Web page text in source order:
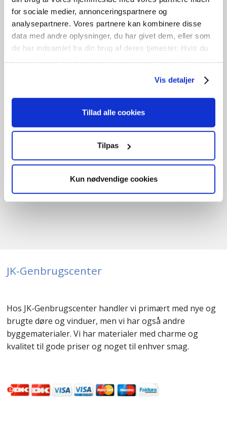
for sociale medier, annonceringspartnere og
analysepartnere. Vores partnere kan kombinere disse
data med andre oplysninger, du har givet dem, eller som
de har indsamlet fra din brug af deres tjenester. Hvis du
Vis detaljer
Tillad alle cookies
Tilpas
Kun nødvendige cookies
Facadedør
kr.1.250,00
Tilføj til kurv
212cm1
JK-Genbrugscenter
Hos JK-Genbrugscenter handler vi primært med nye og
brugte døre og vinduer, men vi har også andre
byggematerialer. Vi har materialer med charme og
kvalitet til gode priser og noget til enhver smag.